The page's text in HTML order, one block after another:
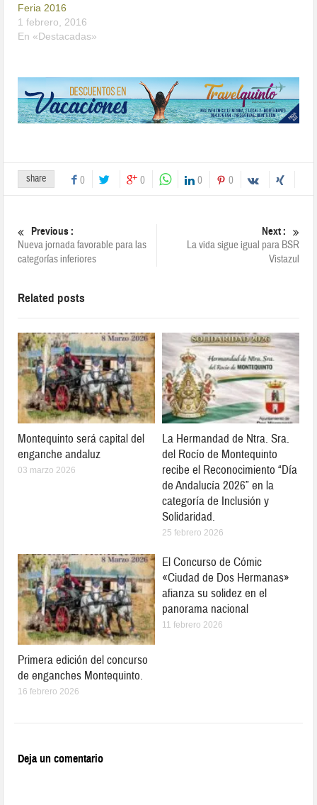
Feria 2016
1 febrero, 2016
En «Destacadas»
share 0 0 0 0
Previous :
Nueva jornada favorable para las
categorías inferiores
Next :
La vida sigue igual para BSR
Vistazul
Related posts
Montequinto será capital del
enganche andaluz
03 marzo 2026
La Hermandad de Ntra. Sra.
del Rocío de Montequinto
recibe el Reconocimiento “Día
de Andalucía 2026” en la
categoría de Inclusión y
Solidaridad.
25 febrero 2026
Primera edición del concurso
de enganches Montequinto.
16 febrero 2026
El Concurso de Cómic
«Ciudad de Dos Hermanas»
afianza su solidez en el
panorama nacional
11 febrero 2026
Deja un comentario